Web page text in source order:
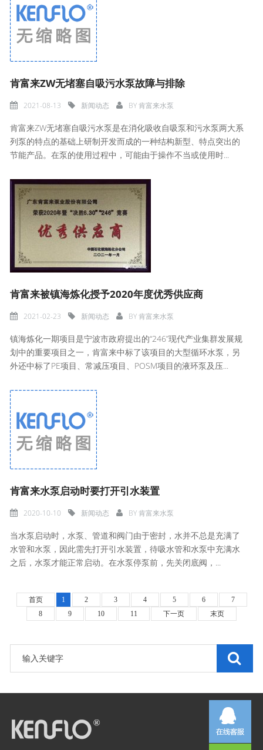
肯富来ZW无堵塞自吸污水泵故障与排除
2021-08-13 新闻动态 BY肯富来水泵
肯富来ZW无堵塞自吸污水泵是在消化吸收自吸泵和污水泵两大系
列泵的特点的基础上研制开发而成的一种结构新型、特点突出的
节能产品。在泵的使用过程中，可能由于操作不当或使用时...
肯富来被镇海炼化授予2020年度优秀供应商
2021-02-23 新闻动态 BY肯富来水泵
镇海炼化一期项目是宁波市政府提出的“246”现代产业集群发展规
划中的重要项目之一，肯富来中标了该项目的大型循环水泵，另
外还中标了PE项目、常减压项目、POSM项目的液环泵及压...
肯富来水泵启动时要打开引水装置
2020-10-10 新闻动态 BY肯富来水泵
当水泵启动时，水泵、管道和阀门由于密封，水并不总是充满了
水管和水泵，因此需先打开引水装置，待吸水管和水泵中充满水
之后，水泵才能正常启动。在水泵停泵前，先关闭底阀，...
首页 1 2 3 4 5 6
7
8
9 10 11 下一页 末页